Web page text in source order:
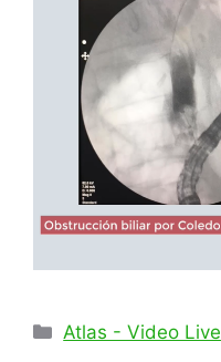
Categorías
Atlas - Video Live